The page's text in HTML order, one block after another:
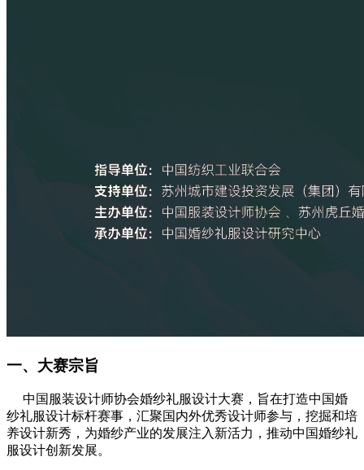
一、大赛宗旨
中国服装设计师协会婚纱礼服设计大赛，旨在打造中国婚
纱礼服设计标杆赛事，汇聚国内外优秀设计师参与，挖掘和培
养设计新秀，为婚纱产业的发展注入新活力，推动中国婚纱礼
服设计创新发展。